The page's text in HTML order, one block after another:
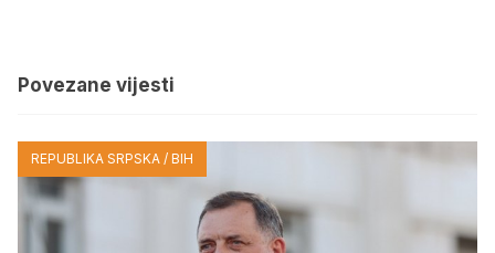
Povezane vijesti
REPUBLIKA SRPSKA / BIH